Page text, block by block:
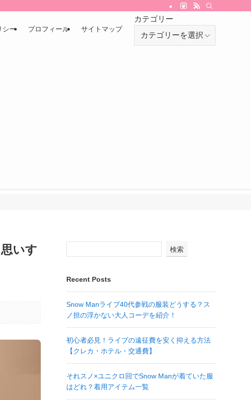
シー プロフィール サイトマップ
カテゴリー
いす
検索
Recent Posts
Snow Manライブ40代参戦の服装どうする？ス
ノ担の浮かない大人コーデを紹介！
初心者必見！ライブの遠征費を安く抑える方法
【クレカ・ホテル・交通費】
それスノ×ユニクロ回でSnow Manが着ていた服
はどれ？着用アイテム一覧